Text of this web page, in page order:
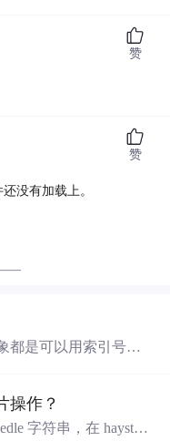
赞
没有加载上。
赞
都是可以用索引号来
需注意的是序列对象
切片操作返回是和被
操作？
字符串，在 haystac